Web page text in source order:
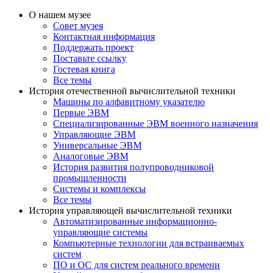
О нашем музее
Совет музея
Контактная информация
Поддержать проект
Поставьте ссылку
Гостевая книга
Все темы
История отечественной вычислительной техники
Машины по алфавитному указателю
Первые ЭВМ
Специализированные ЭВМ военного назначения
Управляющие ЭВМ
Универсальные ЭВМ
Аналоговые ЭВМ
История развития полупроводниковой
промышленности
Системы и комплексы
Все темы
История управляющей вычислительной техники
Автоматизированные информационно-
управляющие системы
Компьютерные технологии для встраиваемых
систем
ПО и ОС для систем реального времени